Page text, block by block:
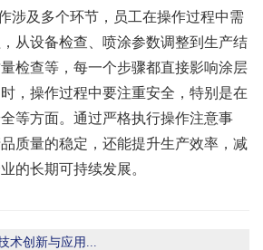
涉及多个环节，员工在操作过程中需
从设备检查、喷涂参数调整到生产结
检查等，每一个步骤都直接影响涂层
，操作过程中要注重安全，特别是在
等方面。通过严格执行操作注意事
质量的稳定，还能提升生产效率，减
的长期可持续发展。
术创新与应用...